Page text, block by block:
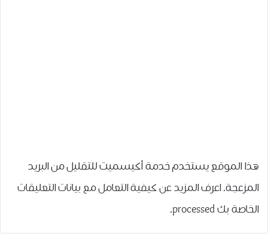
هذا الموقع يستخدم خدمة أكيسميت للتقليل من البريد
المزعجة.اعرف المزيد عن كيفية التعامل مع بيانات التعليقات
الخاصة بك processed
.